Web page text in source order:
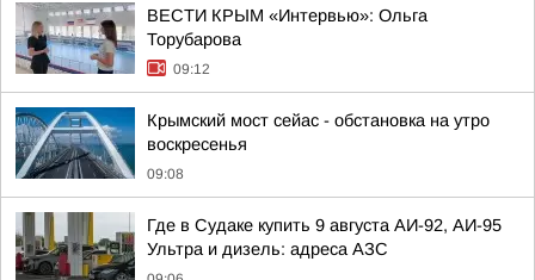
ВЕСТИ КРЫМ «Интервью»: Ольга
Торубарова
09:12
Крымский мост сейас - обстановка на утро
воскресенья
09:08
Где в Судаке купить 9 августа АИ-92, АИ-95
Ультра и дизель: адреса АЗС